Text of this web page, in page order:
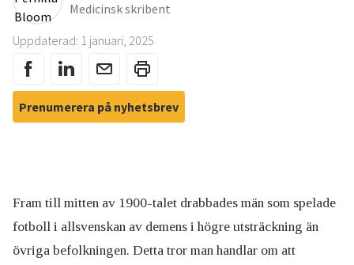
Medicinsk skribent
Uppdaterad: 1 januari, 2025
Prenumerera på nyhetsbrev
Fram till mitten av 1900-talet drabbades män som spelade
fotboll i allsvenskan av demens i högre utsträckning än
övriga befolkningen. Detta tror man handlar om att